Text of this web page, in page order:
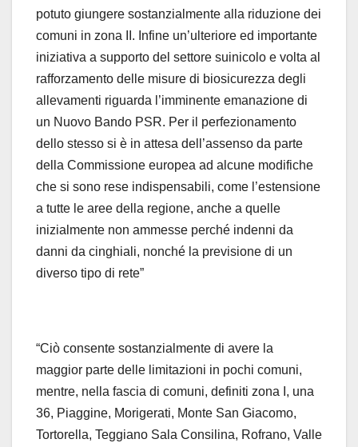
potuto giungere sostanzialmente alla riduzione dei
comuni in zona II. Infine un’ulteriore ed importante
iniziativa a supporto del settore suinicolo e volta al
rafforzamento delle misure di biosicurezza degli
allevamenti riguarda l’imminente emanazione di
un Nuovo Bando PSR. Per il perfezionamento
dello stesso si è in attesa dell’assenso da parte
della Commissione europea ad alcune modifiche
che si sono rese indispensabili, come l’estensione
a tutte le aree della regione, anche a quelle
inizialmente non ammesse perché indenni da
danni da cinghiali, nonché la previsione di un
diverso tipo di rete”
“Ciò consente sostanzialmente di avere la
maggior parte delle limitazioni in pochi comuni,
mentre, nella fascia di comuni, definiti zona I, una
36, Piaggine, Morigerati, Monte San Giacomo,
Tortorella, Teggiano Sala Consilina, Rofrano, Valle